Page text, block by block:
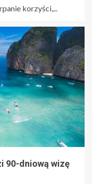
korzyści,...
90-dniową wizę